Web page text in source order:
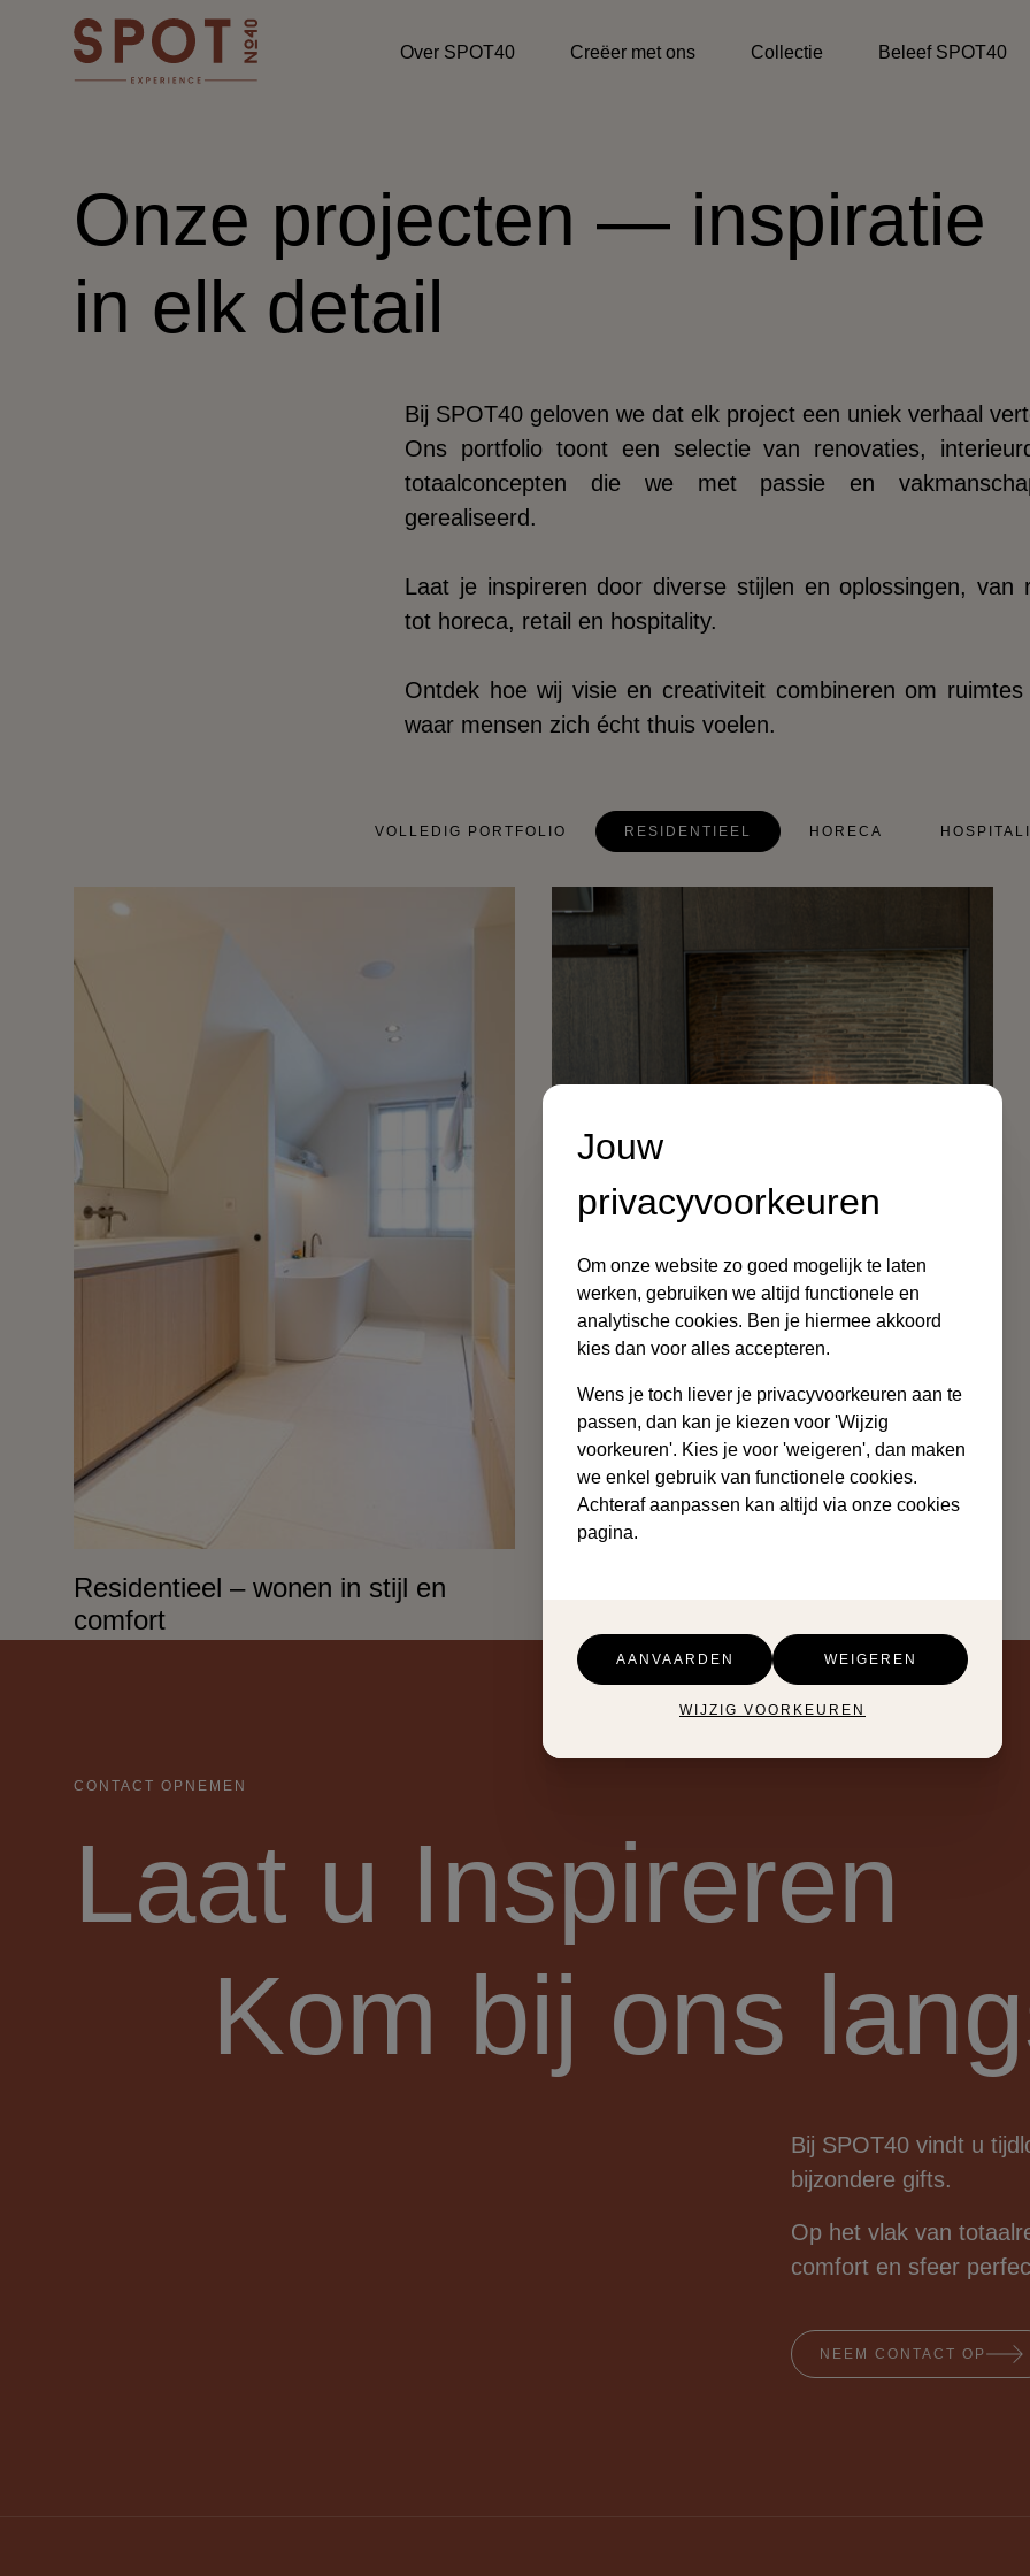
Over SPOT40 Creëer met ons Collectie Beleef SPOT40
Onze projecten — inspiratie
in elk detail
Bij SPOT40 geloven we dat elk project een uniek verhaal
Ons portfolio toont een selectie van renovaties,
totaalconcepten die we met passie en
gerealiseerd.
Laat je inspireren door diverse stijlen en oplossingen, van
tot horeca, retail en hospitality.
Ontdek hoe wij visie en creativiteit combineren om
waar mensen zich écht thuis voelen.
VOLLEDIG PORTFOLIO RESIDENTIEEL HORECA
Residentieel – wonen in stijl en
comfort
Residentieel - Een nieuwe
leefruimte die ademt wie je bent
CONTACT OPNEMEN
Laat u Inspireren
Kom bij ons
Bij SPOT40 vindt u
bijzondere gifts.
Op het vlak van
comfort en sfeer
NEEM CONTACT OP
Jouw
privacyvoorkeuren
Om onze website zo goed mogelijk te laten
werken, gebruiken we altijd functionele en
analytische cookies. Ben je hiermee akkoord
kies dan voor alles accepteren.
Wens je toch liever je privacyvoorkeuren aan te
passen, dan kan je kiezen voor 'Wijzig
voorkeuren'. Kies je voor 'weigeren', dan maken
we enkel gebruik van functionele cookies.
Achteraf aanpassen kan altijd via onze cookies
pagina.
AANVAARDEN WEIGEREN
WIJZIG VOORKEUREN